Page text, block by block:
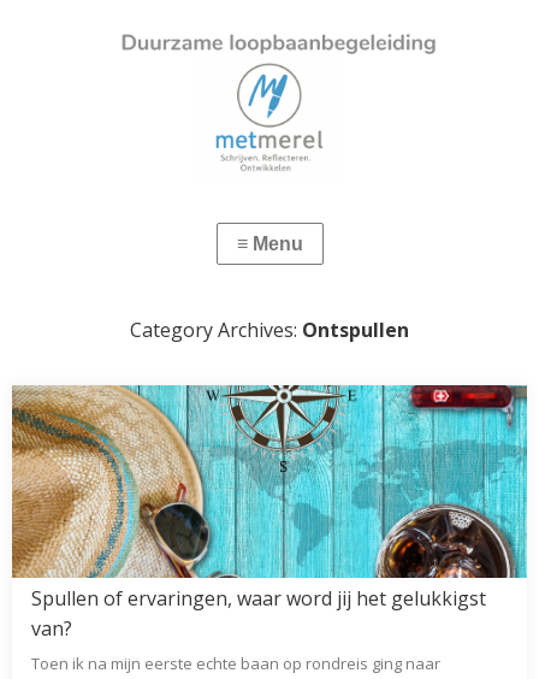
Category Archives: Ontspullen
Spullen of ervaringen, waar word jij het gelukkigst
van?
Toen ik na mijn eerste echte baan op rondreis ging naar